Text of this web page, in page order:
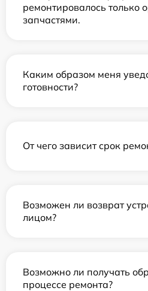
ремонтировалось только
запчастями.
Каким образом меня
готовности?
От чего зависит срок
Возможен ли возврат
лицом?
Возможно ли получать
процессе ремонта?